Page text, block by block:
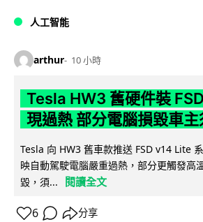
人工智能
arthur 10 小時
Tesla HW3 舊硬件裝
現過熱 部分電腦損毀車
Tesla 向 HW3 舊車款推送 FSD v14 Lite
映自動駕駛電腦嚴重過熱，部分更觸發高
毀，須...
閱讀全文
6 分享